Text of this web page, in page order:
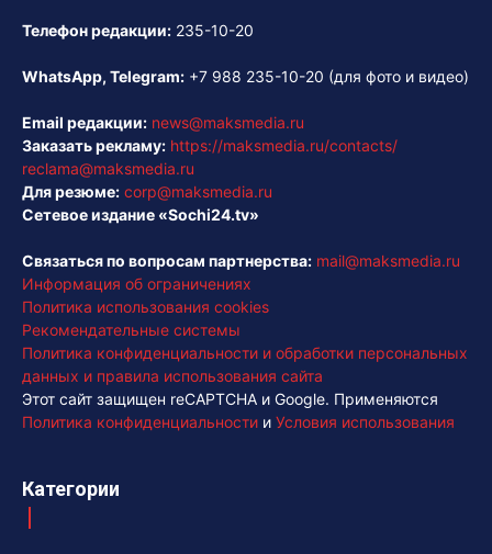
Телефон редакции: 235-10-20
WhatsApp, Telegram: +7 988 235-10-20 (для фото и видео)
Email редакции: news@maksmedia.ru
Заказать рекламу: https://maksmedia.ru/contacts/
reclama@maksmedia.ru
Для резюме: corp@maksmedia.ru
Сетевое издание «Sochi24.tv»
Связаться по вопросам партнерства: mail@maksmedia.ru
Информация об ограничениях
Политика использования cookies
Рекомендательные системы
Политика конфиденциальности и обработки персональных
данных и правила использования сайта
Этот сайт защищен reCAPTCHA и Google. Применяются
Политика конфиденциальности и Условия использования
Категории